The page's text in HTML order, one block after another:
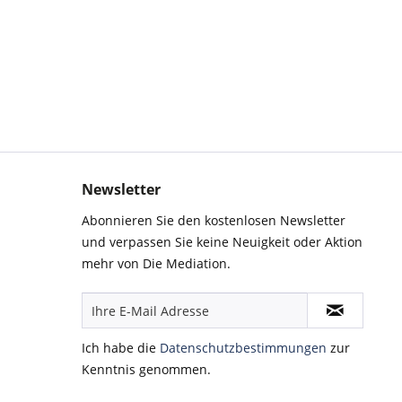
Newsletter
Abonnieren Sie den kostenlosen Newsletter
und verpassen Sie keine Neuigkeit oder Aktion
mehr von Die Mediation.
Ich habe die Datenschutzbestimmungen zur
Kenntnis genommen.